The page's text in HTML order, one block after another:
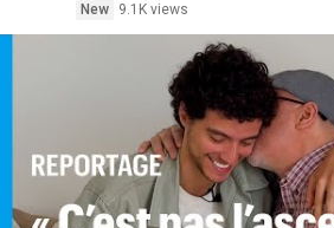
New
9.1K views